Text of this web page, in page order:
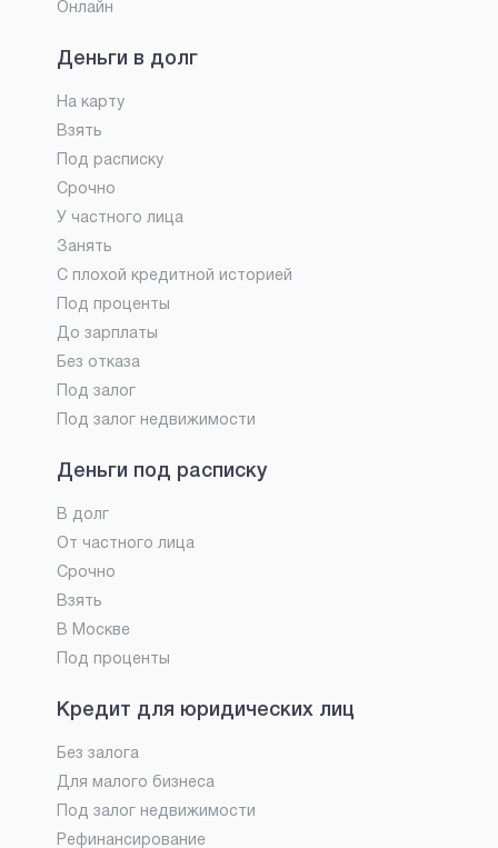
Онлайн
Деньги в долг
На карту
Взять
Под расписку
Срочно
У частного лица
Занять
С плохой кредитной историей
Под проценты
До зарплаты
Без отказа
Под залог
Под залог недвижимости
Деньги под расписку
В долг
От частного лица
Срочно
Взять
В Москве
Под проценты
Кредит для юридических лиц
Без залога
Для малого бизнеса
Под залог недвижимости
Рефинансирование